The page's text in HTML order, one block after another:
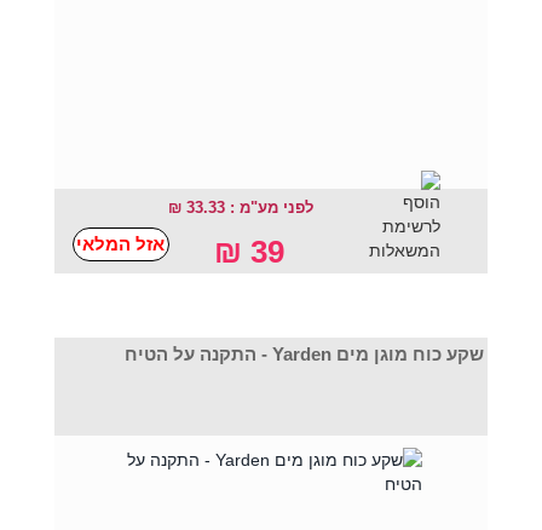
לפני מע"מ : 33.33 ₪
39 ₪ אזל המלאי
שקע כוח מוגן מים Yarden - התקנה על הטיח